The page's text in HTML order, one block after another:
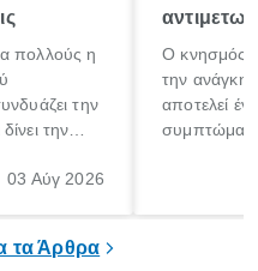
πολλούς η
την
την
μέρες
03 Αύγ 2026
Ο κνησμός
την ανάγκη
αποτελεί
τα Άρθρα